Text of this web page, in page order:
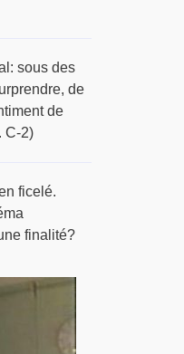
sous des
de
de
C-2)
ficelé.
finalité?